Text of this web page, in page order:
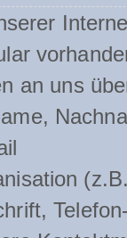
an uns